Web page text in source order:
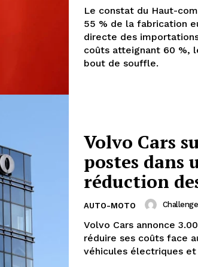
Le constat du Haut-
55 % de la fabrication
directe des
coûts atteignant 60 %,
bout de souffle.
Volvo Cars
postes dans
réduction
AUTO-MOTO
Volvo Cars annonce
réduire ses coûts face
véhicules électriques et